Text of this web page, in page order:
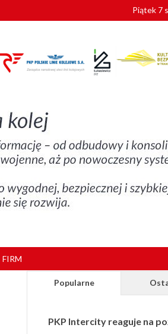
roku
Piątek 7
Popularne
PKP Intercity reaguje na